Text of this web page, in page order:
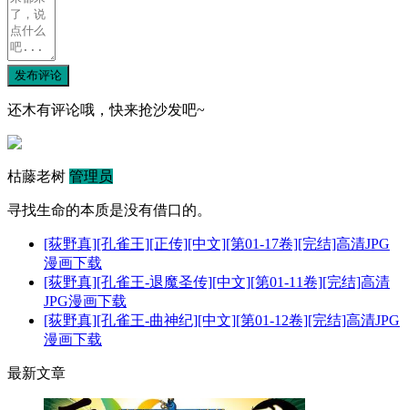
发布评论
还木有评论哦，快来抢沙发吧~
枯藤老树 管理员
寻找生命的本质是没有借口的。
[荻野真][孔雀王][正传][中文][第01-17卷][完结]高清JPG
漫画下载
[荻野真][孔雀王-退魔圣传][中文][第01-11卷][完结]高清
JPG漫画下载
[荻野真][孔雀王-曲神纪][中文][第01-12卷][完结]高清JPG
漫画下载
最新文章